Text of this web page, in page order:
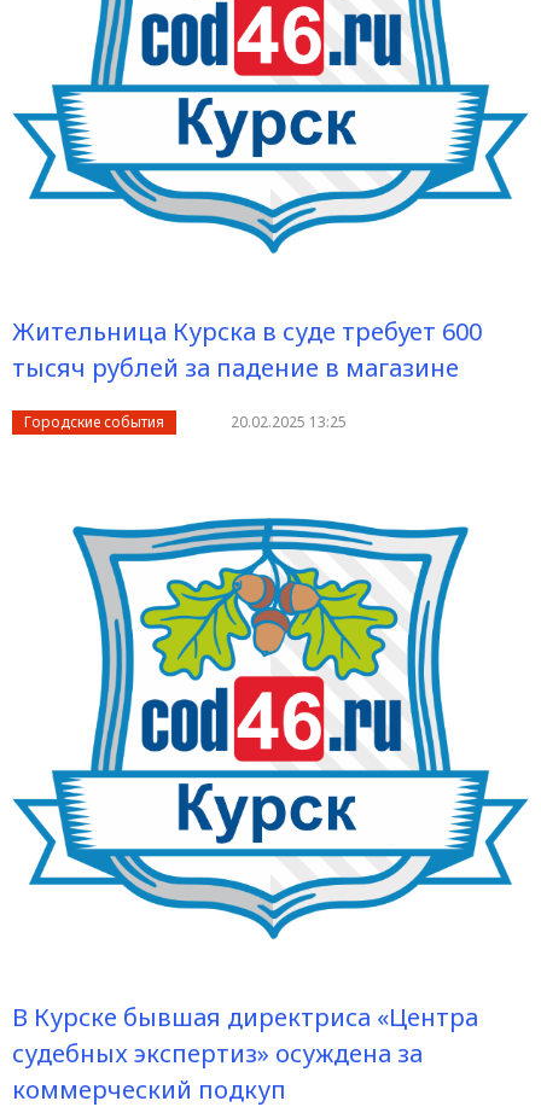
Жительница Курска в суде требует 600
тысяч рублей за падение в магазине
Городские события 20.02.2025 13:25
В Курске бывшая директриса «Центра
судебных экспертиз» осуждена за
коммерческий подкуп